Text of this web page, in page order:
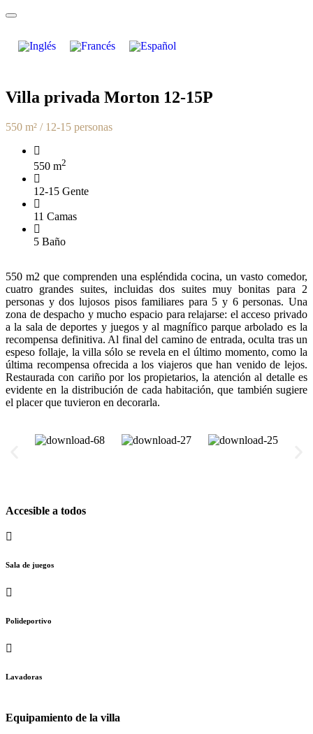
Villa privada Morton 12-15P
550 m² / 12-15 personas
550 m2
12-15 Gente
11 Camas
5 Baño
550 m2 que comprenden una espléndida cocina, un vasto comedor,
cuatro grandes suites, incluidas dos suites muy bonitas para 2
personas y dos lujosos pisos familiares para 5 y 6 personas. Una
zona de despacho y mucho espacio para relajarse: el acceso privado
a la sala de deportes y juegos y al magnífico parque arbolado es la
recompensa definitiva. Al final del camino de entrada, oculta tras un
espeso follaje, la villa sólo se revela en el último momento, como la
última recompensa ofrecida a los viajeros que han venido de lejos.
Restaurada con cariño por los propietarios, la atención al detalle es
evidente en la distribución de cada habitación, que también sugiere
el placer que tuvieron en decorarla.
Accesible a todos
Sala de juegos
Polideportivo
Lavadoras
Equipamiento de la villa